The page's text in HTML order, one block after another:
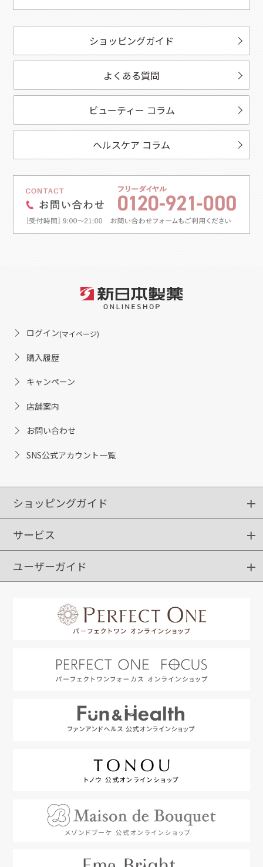
ショッピングガイド
よくある質問
ビューティー コラム
ヘルスケア コラム
ログイン(マイページ)
購入履歴
キャンペーン
店舗案内
お問い合わせ
SNS公式アカウント一覧
ショッピングガイド
ショッピングガイド
ご注文方法
送料・配送
クーポンご利用方法
サービス
定期購入
ポイントサービス
お知らせメール
ユーザーガイド